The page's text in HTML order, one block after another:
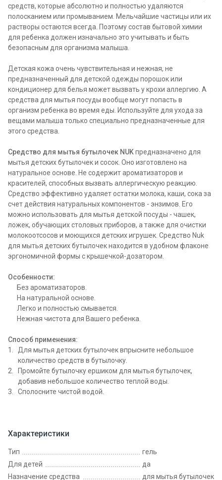
средств, которые абсолютно и полностью удаляются
полосканием или промыванием. Мельчайшие частицы или их
растворы остаются всегда. Поэтому состав бытовой химии
для ребенка должен изначально это учитывать и быть
безопасным для организма малыша.
Детская кожа очень чувствительная и нежная, не
предназначенный для детской одежды порошок или
кондиционер для белья может вызвать у крохи аллергию. А
средства для мытья посуды вообще могут попасть в
организм ребенка во время еды. Используйте для ухода за
вещами малыша только специально предназначенные для
этого средства.
Средство для мытья бутылочек NUKпредназначено для
мытья детских бутылочек и сосок. Оно изготовлено на
натуральное основе. Не содержит ароматизаторов и
красителей, способных вызвать аллергическую реакцию.
Средство эффективно удаляет остатки молока, каши, сока за
счет действия натуральных компонентов - энзимов. Его
можно использовать для мытья детской посуды - чашек,
ложек, обучающих столовых приборов, а также для очистки
молокоотсосов и моющихся детских игрушек. Средство Nuk
для мытья детских бутылочек находится в удобном флаконе
эргономичной формы с крышечкой-дозатором.
Особенности:
Без ароматизаторов.
На натуральной основе.
Легко и полностью смывается.
Нежная чистота для Вашего ребенка.
Способ применения:
Для мытья детских бутылочек впрысните небольшое
количество средств в бутылочку.
Промойте бутылочку ершиком для мытья бутылочек,
добавив небольшое количество теплой воды.
Сполосните чистой водой.
Характеристики
Тип
гель
Для детей
да
Назначение средства
для мытья бутылочек